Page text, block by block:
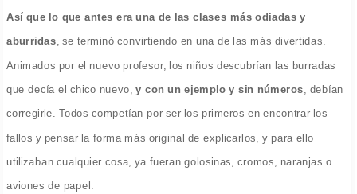
Así que lo que antes era una de las clases más odiadas y
aburridas, se terminó convirtiendo en una de las más divertidas.
Animados por el nuevo profesor, los niños descubrían las burradas
que decía el chico nuevo, y con un ejemplo y sin números , debían
corregirle. Todos competían por ser los primeros en encontrar los
fallos y pensar la forma más original de explicarlos, y para ello
utilizaban cualquier cosa, ya fueran golosinas, cromos, naranjas o
aviones de papel.